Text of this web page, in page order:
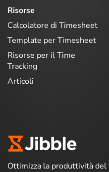
Risorse
Calcolatore di Timesheet
Template per Timesheet
Risorse per il Time
Tracking
Articoli
Ottimizza la produttività del